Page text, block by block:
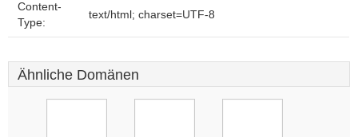
Content-
Type:
text/html; charset=UTF-8
Ähnliche Domänen